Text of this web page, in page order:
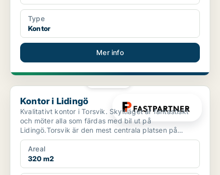
Type
Kontor
Mer info
Kontor i Lidingö
Kontor i Lidingö
Kvalitativt kontor i Torsvik. Skyltläget är fantastiskt
och möter alla som färdas med bil ut på
Lidingö.Torsvik är den mest centrala platsen på
Lidingö där t...
Areal
320 m2